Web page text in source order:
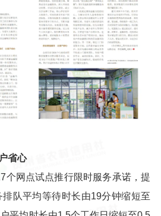
省心
个网点试点推行限时服务承诺，提
队平均等待时长由19分钟缩短至